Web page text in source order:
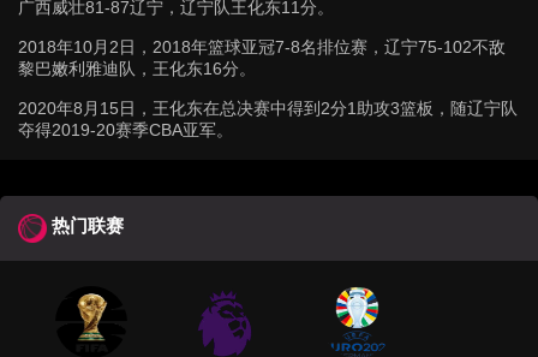
广西威壮81-87辽宁，辽宁队王化东11分。
2018年10月2日，2018年篮球亚冠7-8名排位赛，辽宁75-102不敌
黎巴嫩利雅迪队，王化东16分。
2020年8月15日，王化东在总决赛中得到2分1助攻3篮板，随辽宁队
夺得2019-20赛季CBA亚军。
热门联赛